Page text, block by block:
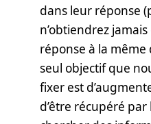
dans leur réponse
n’obtiendrez
réponse à la même
seul objectif que
fixer est
d’être récupéré